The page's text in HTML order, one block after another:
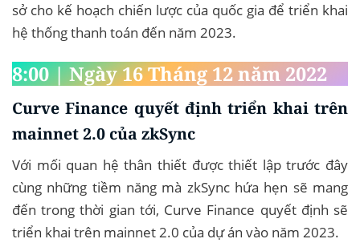
sở cho kế hoạch chiến lược của quốc gia để triển khai
hệ thống thanh toán đến năm 2023.
8:00 | Ngày 16 Tháng 12 năm 2022
Curve Finance quyết định triển khai trên
mainnet 2.0 của zkSync
Với mối quan hệ thân thiết được thiết lập trước đây
cùng những tiềm năng mà zkSync hứa hẹn sẽ mang
đến trong thời gian tới, Curve Finance quyết định sẽ
triển khai trên mainnet 2.0 của dự án vào năm 2023.